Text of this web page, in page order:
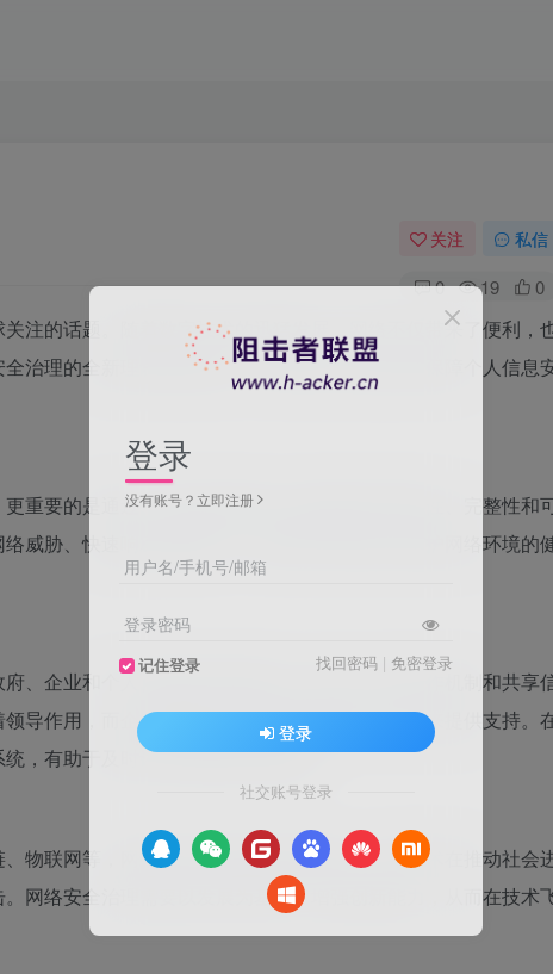
关注 私信
0 19 0
注的话题。随着数字技术的迅猛发展，网络不仅带来了便利，
治理的全新理念逐渐形成，成为维护社会稳定和保障个人信息
重要的是通过一系列综合措施，确保信息的可靠性、完整性和
威胁、快速响应网络事件、保障用户隐私以及维护网络环境的
、企业和个人需要共同承担责任，建立广泛的合作机制和共享
导作用，而企业则通过技术创新和管理能力提升来提供支持。
，有助于及时识别和抵御潜在威胁。
物联网等，网络安全治理面临新的挑战。这些技术在推动社会
网络安全治理需要以发展为基础，增强创新能力，从而在技术
登录
没有账号？立即注册
用户名/手机号/邮箱
登录密码
记住登录 找回密码 | 免密登录
登录
社交账号登录